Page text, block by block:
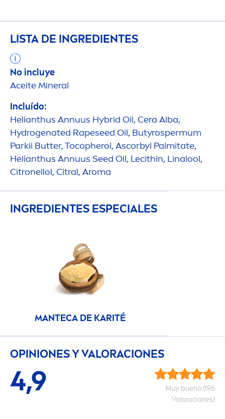
LISTA DE INGREDIENTES
No incluye
Aceite Mineral
Incluído:
Helianthus Annuus Hybrid Oil, Cera Alba,
Hydrogenated Rapeseed Oil, Butyrospermum
Parkii Butter, Tocopherol, Ascorbyl Palmitate,
Helianthus Annuus Seed Oil, Lecithin, Linalool,
Citronellol, Citral, Aroma
INGREDIENTES ESPECIALES
MANTECA DE KARITÉ
OPINIONES Y VALORACIONES
4,9
Muy bueno (196
Valoraciones)